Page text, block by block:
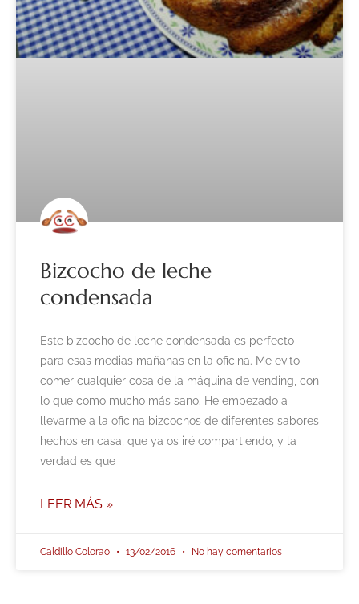
Bizcocho de leche
condensada
Este bizcocho de leche condensada es perfecto
para esas medias mañanas en la oficina. Me evito
comer cualquier cosa de la máquina de vending, con
lo que como mucho más sano. He empezado a
llevarme a la oficina bizcochos de diferentes sabores
hechos en casa, que ya os iré compartiendo, y la
verdad es que
LEER MÁS »
Caldillo Colorao 13/02/2016 No hay comentarios